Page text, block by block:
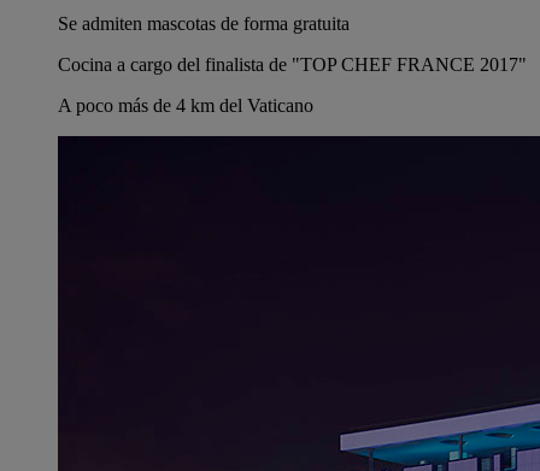
Se admiten mascotas de forma gratuita
Cocina a cargo del finalista de "TOP CHEF FRANCE 2017"
A poco más de 4 km del Vaticano